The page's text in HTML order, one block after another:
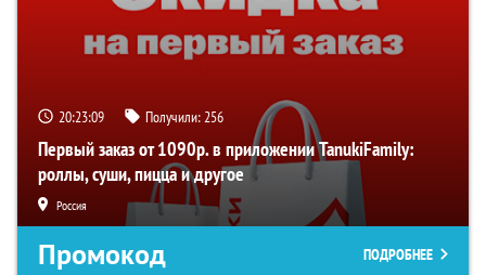
20:23:08 Получили:256
Первый заказ от 1090р. в приложении TanukiFamily:
роллы, суши, пицца и другое
Россия
Промокод ПОДРОБНЕЕ